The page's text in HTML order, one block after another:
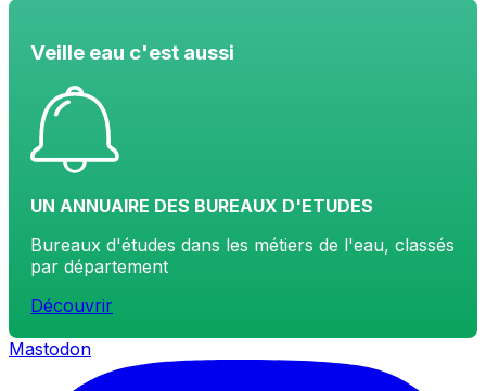
Veille eau c'est aussi
UN ANNUAIRE DES BUREAUX D'ETUDES
Bureaux d'études dans les métiers de l'eau, classés
par département
Découvrir
Mastodon